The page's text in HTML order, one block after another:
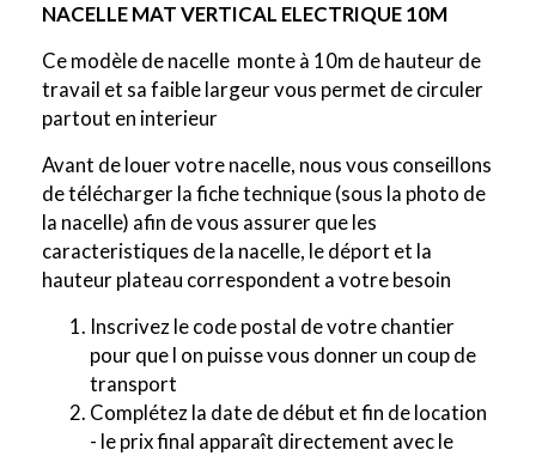
NACELLE MAT VERTICAL ELECTRIQUE 10M
Ce modèle de nacelle monte à 10m de hauteur de
travail et sa faible largeur vous permet de circuler
partout en interieur
Avant de louer votre nacelle, nous vous conseillons
de télécharger la fiche technique (sous la photo de
la nacelle) afin de vous assurer que les
caracteristiques de la nacelle, le déport et la
hauteur plateau correspondent a votre besoin
Inscrivez le code postal de votre chantier
pour que l on puisse vous donner un coup de
transport
Complétez la date de début et fin de location
- le prix final apparaît directement avec le